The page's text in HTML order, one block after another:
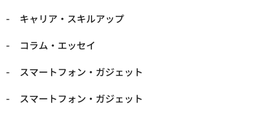
キャリア・スキルアップ
コラム・エッセイ
スマートフォン・ガジェット
スマートフォン・ガジェット